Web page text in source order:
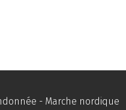
- Marche nordique